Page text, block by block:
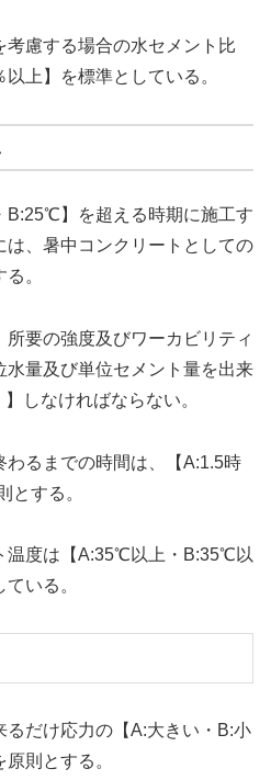
慮する場合の水セメント比
上】を標準としている。
】を超える時期に施工す
は、暑中コンクリートとしての
。
要の強度及びワーカビリティ
水量及び単位セメント量を出来
しなければならない。
るまでの時間は、【A:1.5時
とする。
温度は【A:35℃以上・B:35℃以
いる。
だけ応力の【A:大きい・B:小
則とする。